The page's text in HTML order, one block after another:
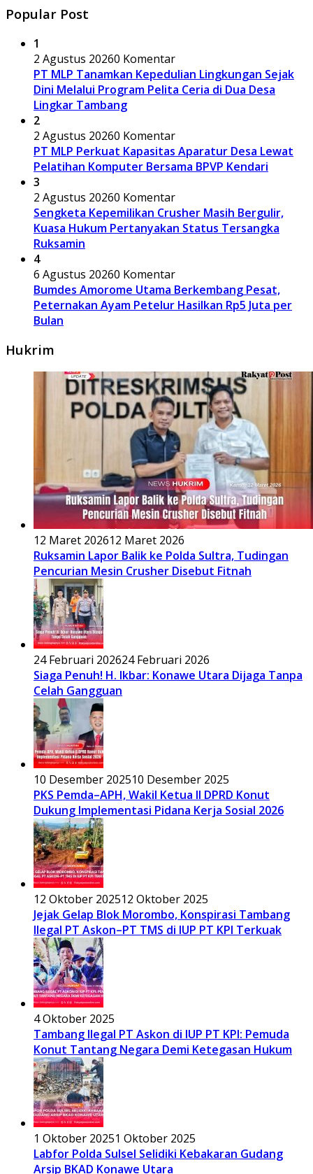
Popular Post
1
2 Agustus 20260 Komentar
PT MLP Tanamkan Kepedulian Lingkungan Sejak
Dini Melalui Program Pelita Ceria di Dua Desa
Lingkar Tambang
2
2 Agustus 20260 Komentar
PT MLP Perkuat Kapasitas Aparatur Desa Lewat
Pelatihan Komputer Bersama BPVP Kendari
3
2 Agustus 20260 Komentar
Sengketa Kepemilikan Crusher Masih Bergulir,
Kuasa Hukum Pertanyakan Status Tersangka
Ruksamin
4
6 Agustus 20260 Komentar
Bumdes Amorome Utama Berkembang Pesat,
Peternakan Ayam Petelur Hasilkan Rp5 Juta per
Bulan
Hukrim
12 Maret 202612 Maret 2026
Ruksamin Lapor Balik ke Polda Sultra, Tudingan
Pencurian Mesin Crusher Disebut Fitnah
24 Februari 202624 Februari 2026
Siaga Penuh! H. Ikbar: Konawe Utara Dijaga Tanpa
Celah Gangguan
10 Desember 202510 Desember 2025
PKS Pemda–APH, Wakil Ketua II DPRD Konut
Dukung Implementasi Pidana Kerja Sosial 2026
12 Oktober 202512 Oktober 2025
Jejak Gelap Blok Morombo, Konspirasi Tambang
Ilegal PT Askon–PT TMS di IUP PT KPI Terkuak
4 Oktober 2025
Tambang Ilegal PT Askon di IUP PT KPI: Pemuda
Konut Tantang Negara Demi Ketegasan Hukum
1 Oktober 20251 Oktober 2025
Labfor Polda Sulsel Selidiki Kebakaran Gudang
Arsip BKAD Konawe Utara